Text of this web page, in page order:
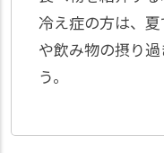
冷え症の方は、
や飲み物の摂り
う。